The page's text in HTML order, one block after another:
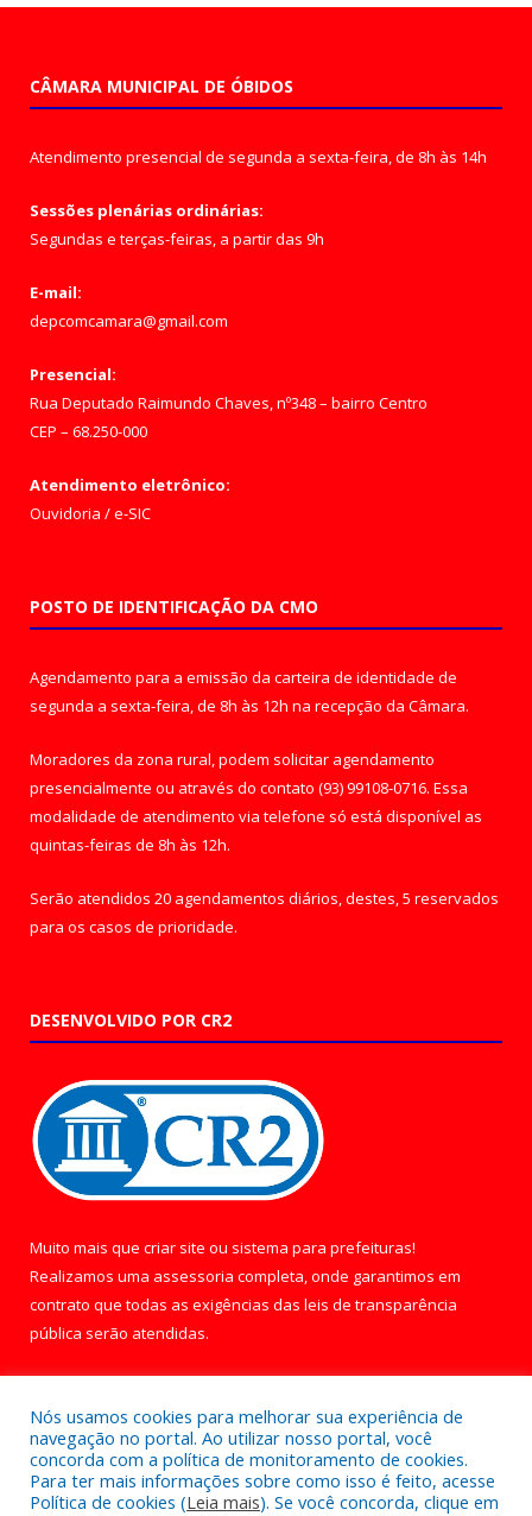
CÂMARA MUNICIPAL DE ÓBIDOS
Atendimento presencial de segunda a sexta-feira, de 8h às 14h
Sessões plenárias ordinárias:
Segundas e terças-feiras, a partir das 9h
E-mail:
depcomcamara@gmail.com
Presencial:
Rua Deputado Raimundo Chaves, nº348 – bairro Centro
CEP – 68.250-000
Atendimento eletrônico:
Ouvidoria /e-SIC
POSTO DE IDENTIFICAÇÃO DA CMO
Agendamento para a emissão da carteira de identidade de
segunda a sexta-feira, de 8h às 12h na recepção da Câmara.
Moradores da zona rural, podem solicitar agendamento
presencialmente ou através do contato (93) 99108-0716. Essa
modalidade de atendimento via telefone só está disponível as
quintas-feiras de 8h às 12h.
Serão atendidos 20 agendamentos diários, destes, 5 reservados
para os casos de prioridade.
DESENVOLVIDO POR CR2
Muito mais que criar site ou sistema para prefeituras!
Realizamos uma assessoria completa, onde garantimos em
contrato que todas as exigências das leis de transparência
pública serão atendidas.
Todos os direitos reservados a Câmara Municipal de Óbidos.
Nós usamos cookies para melhorar sua experiência de
navegação no portal. Ao utilizar nosso portal, você
concorda com a política de monitoramento de cookies.
Para ter mais informações sobre como isso é feito, acesse
Política de cookies (Leia mais). Se você concorda, clique em